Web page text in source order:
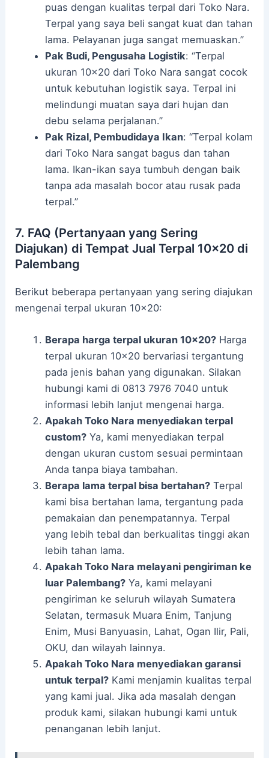
puas dengan kualitas terpal dari Toko Nara.
Terpal yang saya beli sangat kuat dan tahan
lama. Pelayanan juga sangat memuaskan.”
Pak Budi, Pengusaha Logistik: “Terpal
ukuran 10×20 dari Toko Nara sangat cocok
untuk kebutuhan logistik saya. Terpal ini
melindungi muatan saya dari hujan dan
debu selama perjalanan.”
Pak Rizal, Pembudidaya Ikan: “Terpal kolam
dari Toko Nara sangat bagus dan tahan
lama. Ikan-ikan saya tumbuh dengan baik
tanpa ada masalah bocor atau rusak pada
terpal.”
7. FAQ (Pertanyaan yang Sering
Diajukan) di Tempat Jual Terpal 10×20 di
Palembang
Berikut beberapa pertanyaan yang sering diajukan
mengenai terpal ukuran 10×20:
Berapa harga terpal ukuran 10×20?Harga
terpal ukuran 10×20 bervariasi tergantung
pada jenis bahan yang digunakan. Silakan
hubungi kami di 0813 7976 7040 untuk
informasi lebih lanjut mengenai harga.
Apakah Toko Nara menyediakan terpal
custom?Ya, kami menyediakan terpal
dengan ukuran custom sesuai permintaan
Anda tanpa biaya tambahan.
Berapa lama terpal bisa bertahan?Terpal
kami bisa bertahan lama, tergantung pada
pemakaian dan penempatannya. Terpal
yang lebih tebal dan berkualitas tinggi akan
lebih tahan lama.
Apakah Toko Nara melayani pengiriman ke
luar Palembang?Ya, kami melayani
pengiriman ke seluruh wilayah Sumatera
Selatan, termasuk Muara Enim, Tanjung
Enim, Musi Banyuasin, Lahat, Ogan Ilir, Pali,
OKU, dan wilayah lainnya.
Apakah Toko Nara menyediakan garansi
untuk terpal?Kami menjamin kualitas terpal
yang kami jual. Jika ada masalah dengan
produk kami, silakan hubungi kami untuk
penanganan lebih lanjut.